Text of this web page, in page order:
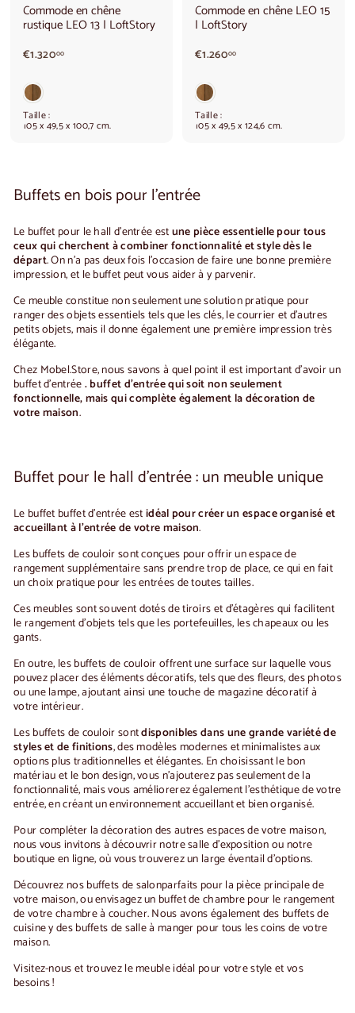
Commode en chêne
rustique LEO 13 | LoftStory
€1.32000€
0
Taille :
105 x 49,5 x 100,7 cm.
Commode en chêne LEO 15
| LoftStory
€1.26000€
0
Taille :
105 x 49,5 x 124,6 cm.
Buffets en bois pour l'entrée
Le buffet pour le hall d'entréeestune pièce essentielle pour tous
ceux qui cherchent à combiner fonctionnalité et style dès le
départ. On n'a pas deux fois l'occasion de faire une bonne première
impression, et le buffet peut vous aider à y parvenir.
Ce meuble constitue non seulement une solution pratique pour
ranger des objets essentiels tels que les clés, le courrier et d'autres
petits objets, mais il donne également une première impression très
élégante.
Chez Mobel.Store, nous savons à quel point il est important d'avoir un
buffet d'entrée.buffet d'entréequi soit non seulement
fonctionnelle, mais qui complète également la décoration de
votre maison.
Buffet pour le hall d'entrée : un meuble unique
Le buffet buffet d'entréeestidéal pour créer un espace organisé et
accueillant à l'entrée de votre maison.
Lesbuffets de couloirsont conçues pour offrir un espace de
rangement supplémentaire sans prendre trop de place, ce qui en fait
un choix pratique pour les entrées de toutes tailles.
Ces meubles sont souvent dotés de tiroirs et d'étagères qui facilitent
le rangement d'objets tels que les portefeuilles, les chapeaux ou les
gants.
En outre, lesbuffets de couloiroffrent une surface sur laquelle vous
pouvez placer des éléments décoratifs, tels que des fleurs, des photos
ou une lampe, ajoutant ainsi une touche de magazine décoratif à
votre intérieur.
Lesbuffets de couloirsontdisponibles dans une grande variété de
styles et de finitions, des modèles modernes et minimalistes aux
options plus traditionnelles et élégantes. En choisissant le bon
matériau et le bon design, vous n'ajouterez pas seulement de la
fonctionnalité, mais vous améliorerez également l'esthétique de votre
entrée, en créant un environnement accueillant et bien organisé.
Pour compléter la décoration des autres espaces de votre maison,
nous vous invitons à découvrir notre salle d'exposition ou notre
boutique en ligne, où vous trouverez un large éventail d'options.
Découvrez nosbuffets de salonparfaits pour la pièce principale de
votre maison, ou envisagez un buffet de chambrepour le rangement
de votre chambre à coucher. Nous avons également des buffets de
cuisineydes buffets de salle à manger pour tous les coins de votre
maison.
Visitez-nous et trouvez le meuble idéal pour votre style et vos
besoins !